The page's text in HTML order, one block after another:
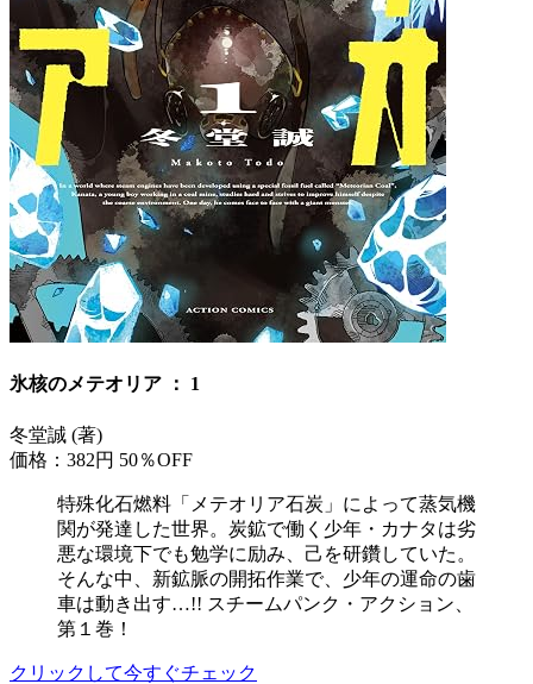
氷核のメテオリア ： 1
冬堂誠 (著)
価格：382円 50％OFF
特殊化石燃料「メテオリア石炭」によって蒸気機
関が発達した世界。炭鉱で働く少年・カナタは劣
悪な環境下でも勉学に励み、己を研鑽していた。
そんな中、新鉱脈の開拓作業で、少年の運命の歯
車は動き出す…!! スチームパンク・アクション、
第１巻！
クリックして今すぐチェック